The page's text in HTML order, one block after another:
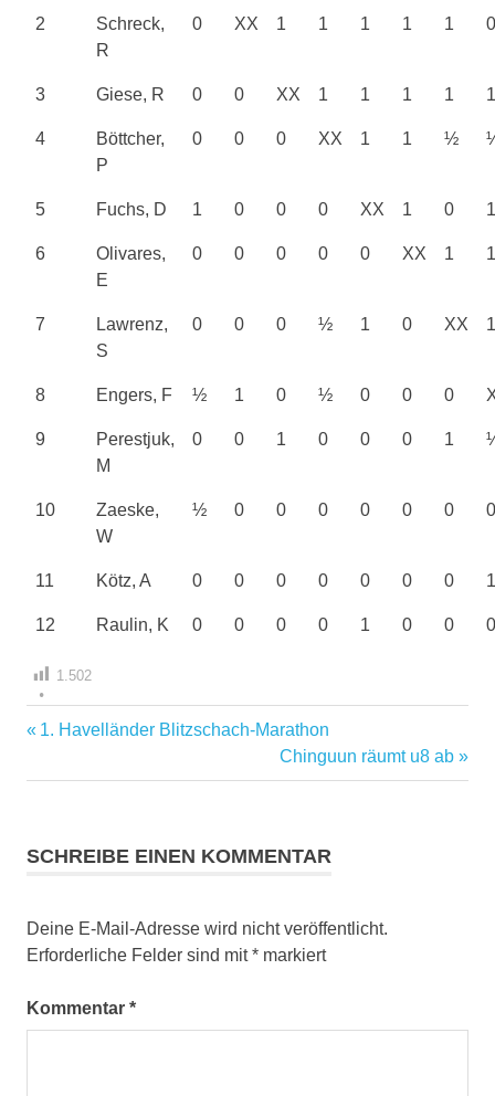
2
Schreck,
R
0 XX 1 1 1 1 1 0
3 Giese, R 0 0 XX 1 1 1 1 1
4
Böttcher,
P
0 0 0 XX 1 1 ½
5 Fuchs, D 1 0 0 0 XX 1 0 1
6
Olivares,
E
0 0 0 0 0 XX 1 1
7
Lawrenz,
S
0 0 0 ½ 1 0 XX 1
8 Engers, F ½ 1 0 ½ 0 0 0
9
Perestjuk,
M
0 0 1 0 0 0 1
10
Zaeske,
W
½ 0 0 0 0 0 0 0
11 Kötz, A 0 0 0 0 0 0 0 1
12 Raulin, K 0 0 0 0 1 0 0 0
1.502
Beitragsnavigation
Vorheriger
1. Havelländer Blitzschach-Marathon
Nächster
Beitrag:
Chinguun räumt u8 ab
SCHREIBE EINEN KOMMENTAR
Deine E-Mail-Adresse wird nicht veröffentlicht.
Erforderliche Felder sind mit* markiert
Kommentar *